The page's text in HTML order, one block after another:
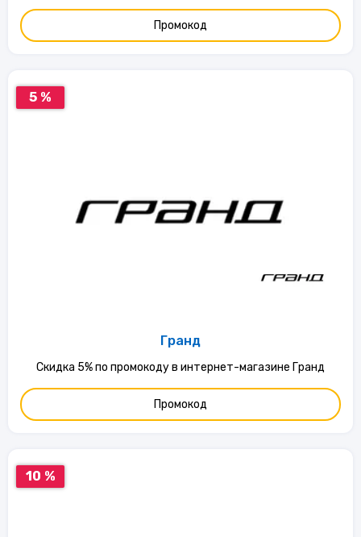
Промокод
5 %
Гранд
Скидка 5% по промокоду в интернет-магазине Гранд
Промокод
10 %